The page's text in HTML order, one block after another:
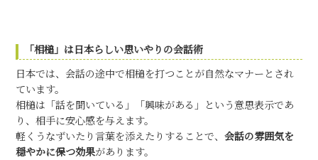
「相槌」は日本らしい思いやりの会話術
日本では、会話の途中で相槌を打つことが自然なマナーとされ
ています。
相槌は「話を聞いている」「興味がある」という意思表示であ
り、相手に安心感を与えます。
軽くうなずいたり言葉を添えたりすることで、会話の雰囲気を
穏やかに保つ効果があります。